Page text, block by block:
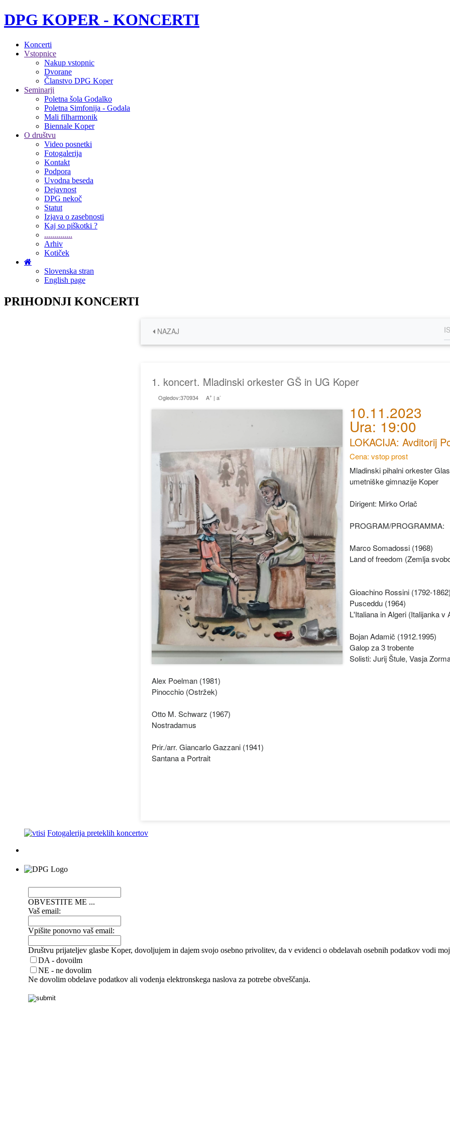
DPG KOPER - KONCERTI
Koncerti
Vstopnice
Nakup vstopnic
Dvorane
Članstvo DPG Koper
Seminarji
Poletna šola Godalko
Poletna Simfonija - Godala
Mali filharmonik
Biennale Koper
O društvu
Video posnetki
Fotogalerija
Kontakt
Podpora
Uvodna beseda
Dejavnost
DPG nekoč
Statut
Izjava o zasebnosti
Kaj so piškotki ?
..............
Arhiv
Kotiček
Slovenska stran
English page
PRIHODNJI KONCERTI
NAZAJ
1. koncert. Mladinski orkester GŠ in UG Koper
Ogledov:370934 A+| a-
10.11.2023
Ura: 19:00
LOKACIJA: Avditorij
Cena: vstop prost
Mladinski pihalni orkester
umetniške gimnazije Koper
Dirigent: Mirko Orlač
PROGRAM/PROGRAMMA:
Marco Somadossi (1968)
Land of freedom (Zemlja
Gioachino Rossini (1792-
Pusceddu (1964)
L'Italiana in Algeri (Italijanka v
Bojan Adamič (1912.1995)
Galop za 3 trobente
Solisti: Jurij Štule, Vasja
Alex Poelman (1981)
Pinocchio (Ostržek)
Otto M. Schwarz (1967)
Nostradamus
Prir./arr. Giancarlo Gazzani (1941)
Santana a Portrait
Fotogalerija preteklih koncertov